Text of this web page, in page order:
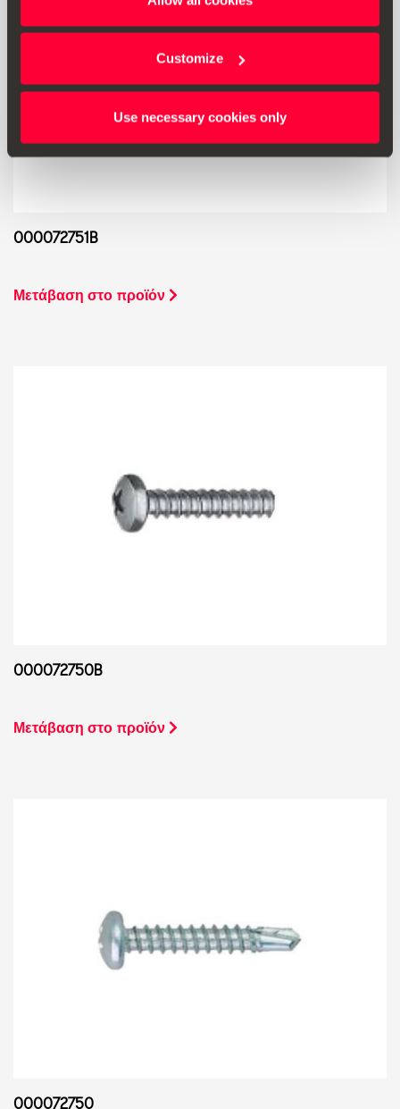
Customize
Use necessary cookies only
000072751B
Μετάβαση στο προϊόν
000072750B
Μετάβαση στο προϊόν
000072750